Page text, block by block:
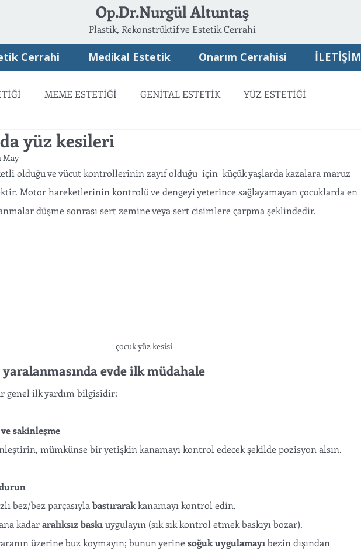
Op.Dr.Nurgül Altuntaş
Plastik, Rekonstrüktif ve Estetik Cerrahi
Cerrahi Medikal Estetik Onarım Cerrahisi İLETİŞİM
MEME ESTETİĞİ GENİTAL ESTETİK YÜZ ESTETİĞİ
ESTETİK
yüz kesileri
May
olduğu ve vücut kontrollerinin zayıf olduğu  için  küçük yaşlarda kazalara maruz
Motor hareketlerinin kontrolü ve dengeyi yeterince sağlayamayan çocuklarda en
düşme sonrası sert zemine veya sert cisimlere çarpma şeklindedir.
çocuk yüz kesisi
evde ilk müdahale
genel ilk yardım bilgisidir:
sakinleşme
mümkünse bir yetişkin kanamayı kontrol edecek şekilde pozisyon alsın.
bez/bez parçasıyla bastırarak kanamayı kontrol edin.
kadar aralıksız baskı uygulayın (sık sık kontrol etmek baskıyı bozar).
üzerine buz koymayın; bunun yerine soğuk uygulamayı bezin dışından